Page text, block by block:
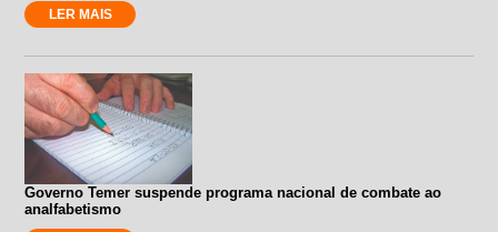
LER MAIS
Governo Temer suspende programa nacional de combate ao
analfabetismo